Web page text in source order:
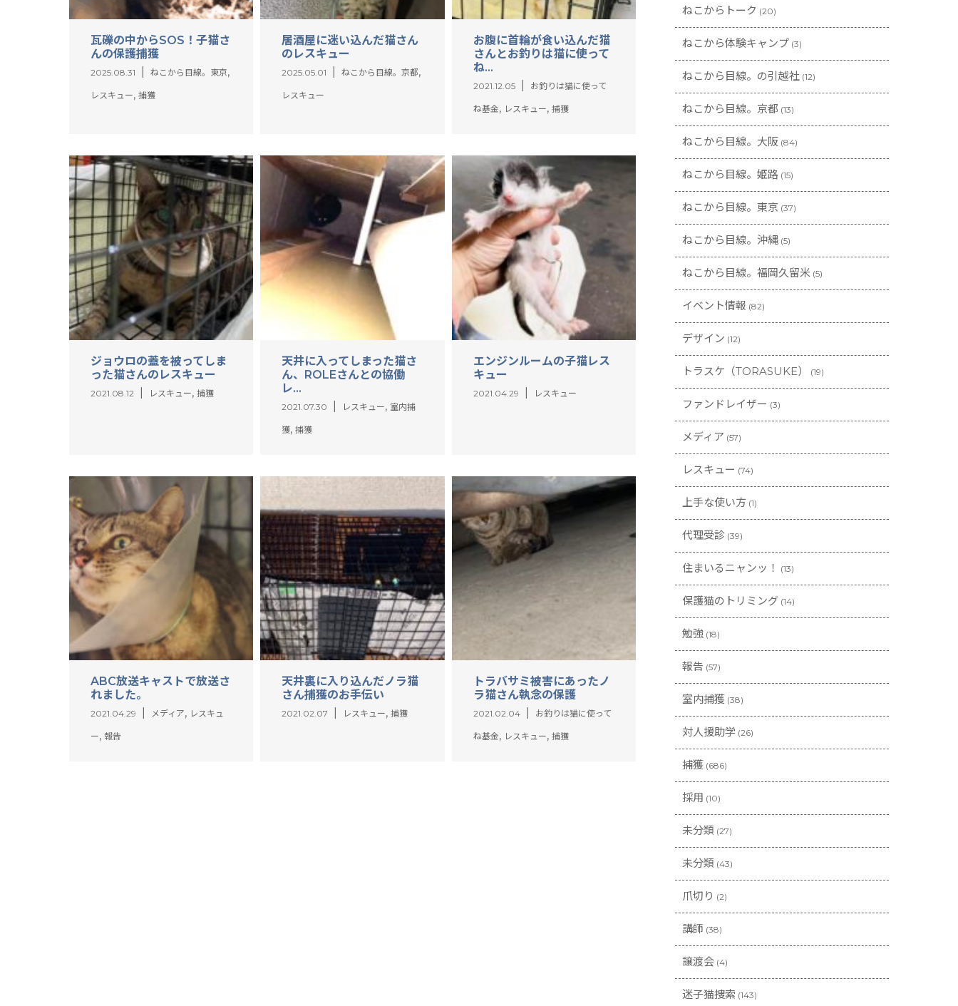
瓦礫の中からSOS！子猫さ
んの保護捕獲
2025.08.31 ねこから目線。東京,
レスキュー, 捕獲
居酒屋に迷い込んだ猫さん
のレスキュー
2025.05.01 ねこから目線。京都,
レスキュー
お腹に首輪が食い込んだ猫
さんとお釣りは猫に使って
ね...
2021.12.05 お釣りは猫に使って
ね基金, レスキュー, 捕獲
ジョウロの蓋を被ってしま
った猫さんのレスキュー
2021.08.12 レスキュー, 捕獲
天井に入ってしまった猫さ
ん、ROLEさんとの協働
レ...
2021.07.30 レスキュー, 室内捕
獲,捕獲
エンジンルームの子猫レス
キュー
2021.04.29 レスキュー
ABC放送キャストで放送さ
れました。
2021.04.29 メディア, レスキュ
ー, 報告
天井裏に入り込んだノラ猫
さん捕獲のお手伝い
2021.02.07 レスキュー,捕獲
トラバサミ被害にあったノ
ラ猫さん執念の保護
2021.02.04 お釣りは猫に使って
ね基金, レスキュー, 捕獲
ねこからトーク (20)
ねこから体験キャンプ (3)
ねこから目線。の引越社 (12)
ねこから目線。京都 (13)
ねこから目線。大阪 (84)
ねこから目線。姫路 (15)
ねこから目線。東京 (37)
ねこから目線。沖縄 (5)
ねこから目線。福岡久留米 (5)
イベント情報 (82)
デザイン (12)
トラスケ（TORASUKE） (19)
ファンドレイザー (3)
メディア (57)
レスキュー (74)
上手な使い方 (1)
代理受診 (39)
住まいるニャンッ！ (13)
保護猫のトリミング (14)
勉強 (18)
報告 (57)
室内捕獲 (38)
対人援助学 (26)
捕獲 (686)
採用 (10)
未分類 (27)
未分類 (43)
爪切り (2)
講師 (38)
譲渡会 (4)
迷子猫捜索 (143)